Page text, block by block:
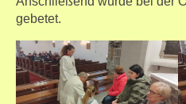
gebetet.